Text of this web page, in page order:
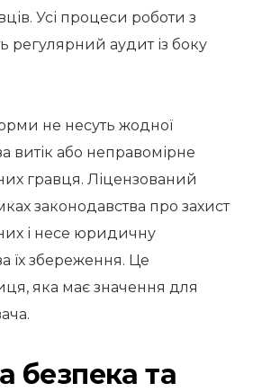
Усі процеси роботи з
аудит із боку
не несуть жодної
витік або неправомірне
гравця. Ліцензований
законодавства про захист
і несе юридичну
їх збереження. Це
яка має значення для
безпека та